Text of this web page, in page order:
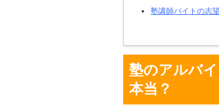
塾講師バイトの志
塾のアルバ
本当？